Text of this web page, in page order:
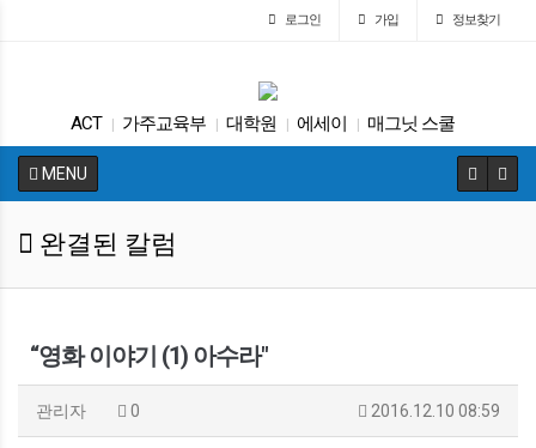
로그인 가입 정보찾기
ACT 가주교육부 대학원 에세이 매그닛 스쿨
SAT 학교급식 대입 차터스쿨
MENU
완결된 칼럼
“영화 이야기 (1) 아수라"
관리자 0 2016.12.10 08:59